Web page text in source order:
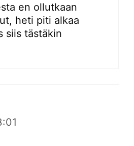
en ollutkaan
heti piti alkaa
siis tästäkin